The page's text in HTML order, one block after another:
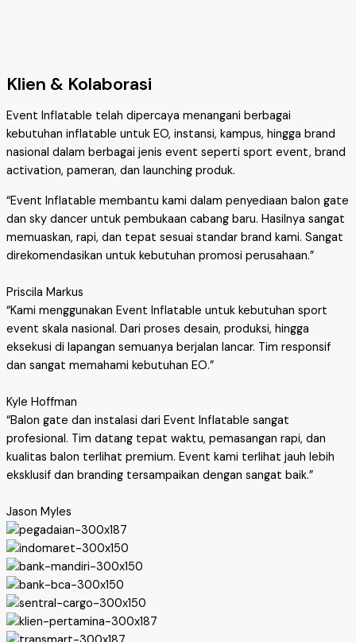
Klien & Kolaborasi
Event Inflatable telah dipercaya menangani berbagai
kebutuhan inflatable untuk EO, instansi, kampus, hingga brand
nasional dalam berbagai jenis event seperti sport event, brand
activation, pameran, dan launching produk.
“Event Inflatable membantu kami dalam penyediaan balon gate
dan sky dancer untuk pembukaan cabang baru. Hasilnya sangat
memuaskan, rapi, dan tepat sesuai standar brand kami. Sangat
direkomendasikan untuk kebutuhan promosi perusahaan.”
Priscila Markus
“Kami menggunakan Event Inflatable untuk kebutuhan sport
event skala nasional. Dari proses desain, produksi, hingga
eksekusi di lapangan semuanya berjalan lancar. Tim responsif
dan sangat memahami kebutuhan EO.”
Kyle Hoffman
“Balon gate dan instalasi dari Event Inflatable sangat
profesional. Tim datang tepat waktu, pemasangan rapi, dan
kualitas balon terlihat premium. Event kami terlihat jauh lebih
eksklusif dan branding tersampaikan dengan sangat baik.”
Jason Myles